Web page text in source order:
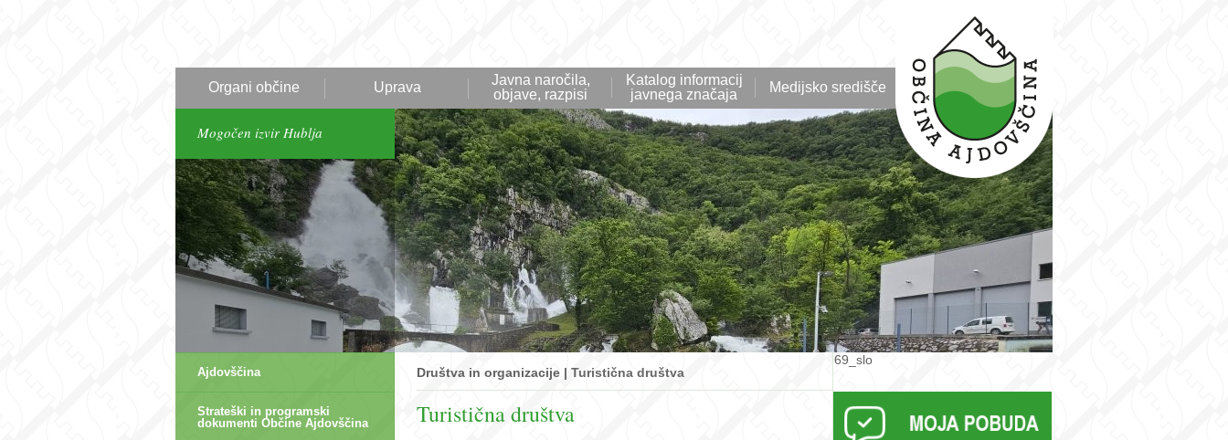
Organi občine Uprava
Javna naročila,
objave, razpisi
Katalog informacij
javnega značaja
Medijsko središče
Mogočen izvir Hublja
Ajdovščina
Strateški in programski
dokumenti Občine Ajdovščina
Društva in organizacije | Turistična društva
Turistična društva
69_slo